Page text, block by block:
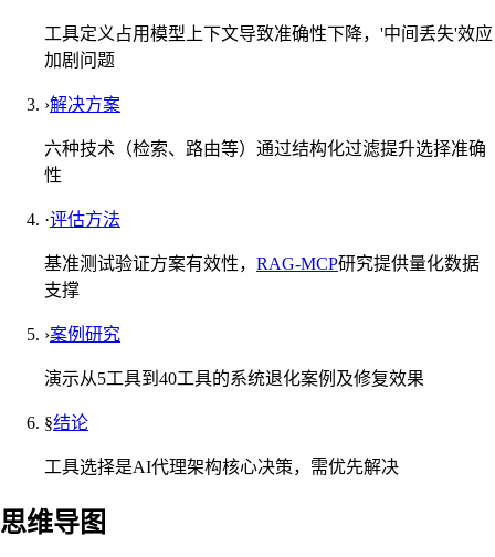
工具定义占用模型上下文导致准确性下降，'中间丢失'效应
加剧问题
›解决方案
六种技术（检索、路由等）通过结构化过滤提升选择准确
性
·评估方法
基准测试验证方案有效性， RAG-MCP研究提供量化数据
支撑
›案例研究
演示从5工具到40工具的系统退化案例及修复效果
§结论
工具选择是AI代理架构核心决策，需优先解决
思维导图